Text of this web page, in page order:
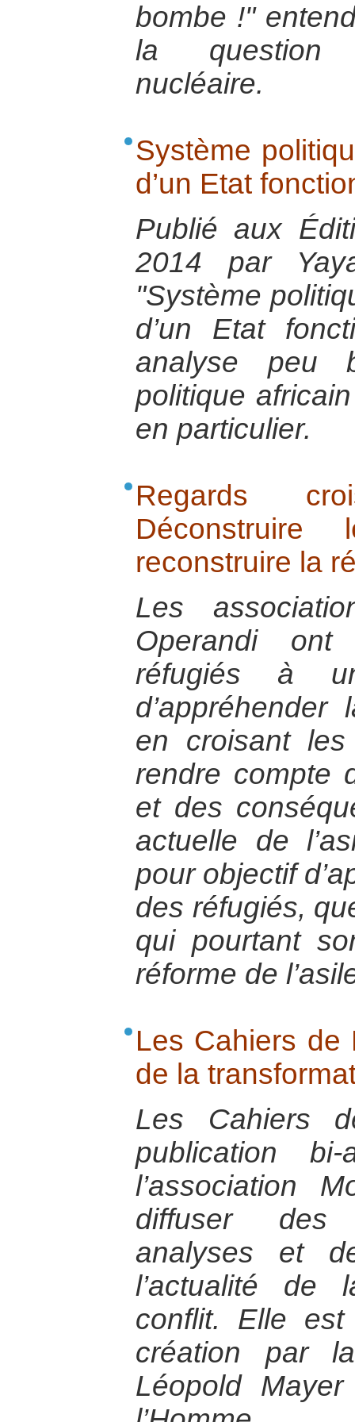
bombe !"
la question
nucléaire.
Système
d’un Etat
Publié aux
2014 par
"Système
d’un Etat
analyse peu
politique
en particulier.
Regards
reconstruire la
Les
Operandi
réfugiés à
d’appréhender
en croisant
rendre compte
et des
actuelle de
pour objectif
des réfugiés,
qui pourtant
réforme de
Les Cahiers de
de la
Les Cahiers
publication
l’association
diffuser des
analyses et
l’actualité de
conflit. Elle
création par
Léopold